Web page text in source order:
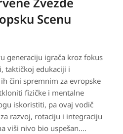
Scenu
generaciju igrača kroz fokus
taktičkoj edukaciji i
čini spremnim za evropske
fizičke i mentalne
iskoristiti, pa ovaj vodič
razvoj, rotaciju i integraciju
viši nivo bio uspešan….